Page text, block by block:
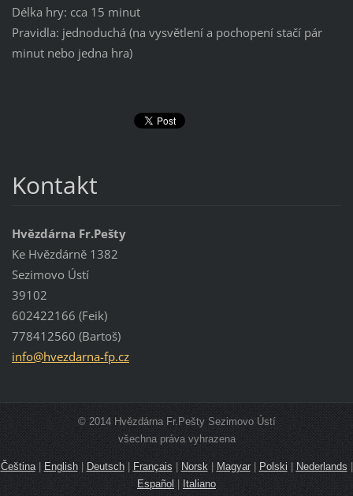
Délka hry: cca 15 minut
Pravidla: jednoduchá (na vysvětlení a pochopení stačí pár
minut nebo jedna hra)
Kontakt
Hvězdárna Fr.Pešty
Ke Hvězdárně 1382
Sezimovo Ústí
39102
602422166 (Feik)
778412560 (Bartoš)
info@hvezdarna-fp.cz
© 2014 Hvězdárna Fr.Pešty Sezimovo Ústí
všechna práva vyhrazena
Čeština| English| Deutsch| Français Norsk|Magyar| Polski Nederlands
Español
Italiano